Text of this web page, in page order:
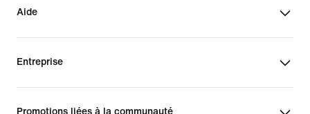
Aide
Entreprise
Promotions liées à la communauté